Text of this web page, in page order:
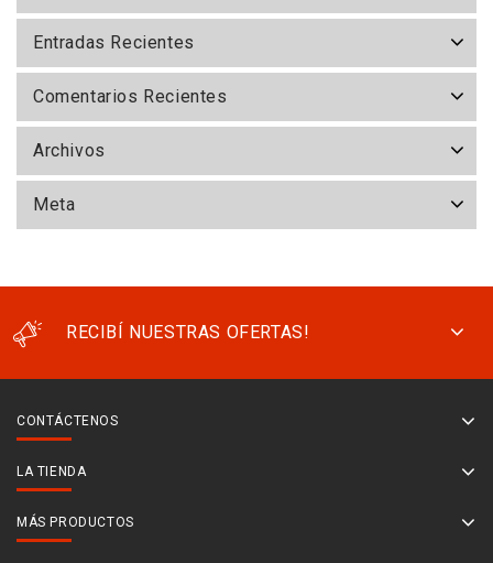
Entradas Recientes
Comentarios Recientes
Archivos
Meta
RECIBÍ NUESTRAS OFERTAS!
CONTÁCTENOS
LA TIENDA
MÁS PRODUCTOS